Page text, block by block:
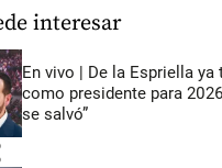
interesar
En vivo | De la Espriella
como presidente para
se salvó”